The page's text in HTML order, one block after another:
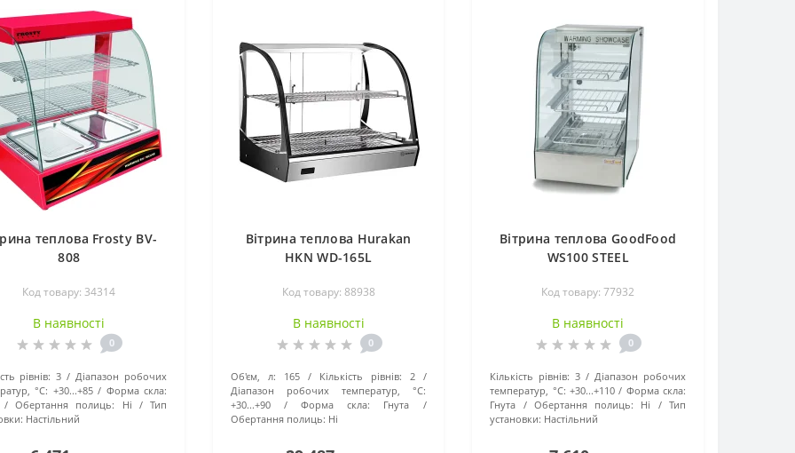
теплова Frosty BV-
808
Код товару: 34314
В наявності
0
рівнів: 3
Діапазон робочих
°C: +30...+85
Форма скла:
Обертання полиць: Ні
Тип
Настільний
Вітрина теплова Hurakan
HKN WD-165L
Код товару: 88938
В наявності
0
Об'єм, л: 165 Кількість рівнів:
2
Діапазон робочих температур, °C:
+30...+90
Форма скла:
Гнута
Обертання полиць: Ні
Вітрина теплова GoodFood
WS100 STEEL
Код товару: 77932
В наявності
0
Кількість рівнів: 3
Діапазон робочих
температур, °C: +30...+110
Форма скла:
Гнута
Обертання полиць: Ні
Тип
установки: Настільний